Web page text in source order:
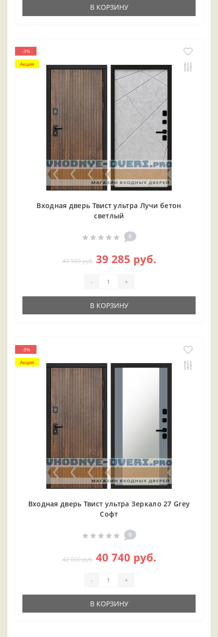
В КОРЗИНУ
-3%
Акция
Входная дверь Твист ультра Лучи бетон
светлый
0
40 500 руб. 39 285 руб.
- +
В КОРЗИНУ
-3%
Акция
Входная дверь Твист ультра Зеркало 27 Grey
Софт
0
42 000 руб. 40 740 руб.
- +
В КОРЗИНУ